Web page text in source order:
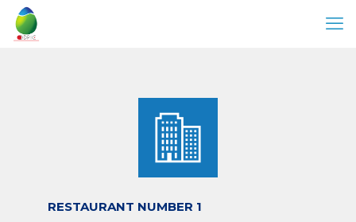
RESTAURANT NUMBER 1